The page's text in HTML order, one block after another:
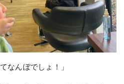
なんぼでしょ！」